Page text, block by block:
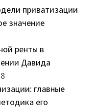
приватизации
значение
ренты в
Давида
главные
его